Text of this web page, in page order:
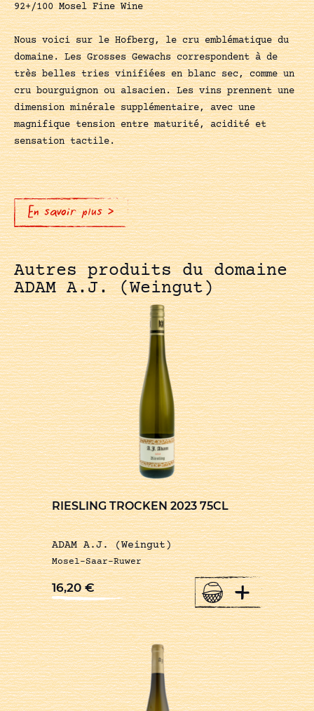
92+/100 Mosel Fine Wine
Nous voici sur le Hofberg, le cru emblématique du
domaine. Les Grosses Gewachs correspondent à de
très belles tries vinifiées en blanc sec, comme un
cru bourguignon ou alsacien. Les vins prennent une
dimension minérale supplémentaire, avec une
magnifique tension entre maturité, acidité et
sensation tactile.
En savoir plus >
Autres produits du domaine
ADAM A.J. (Weingut)
RIESLING TROCKEN 2023 75CL
ADAM A.J. (Weingut)
Mosel-Saar-Ruwer
16,20€ +